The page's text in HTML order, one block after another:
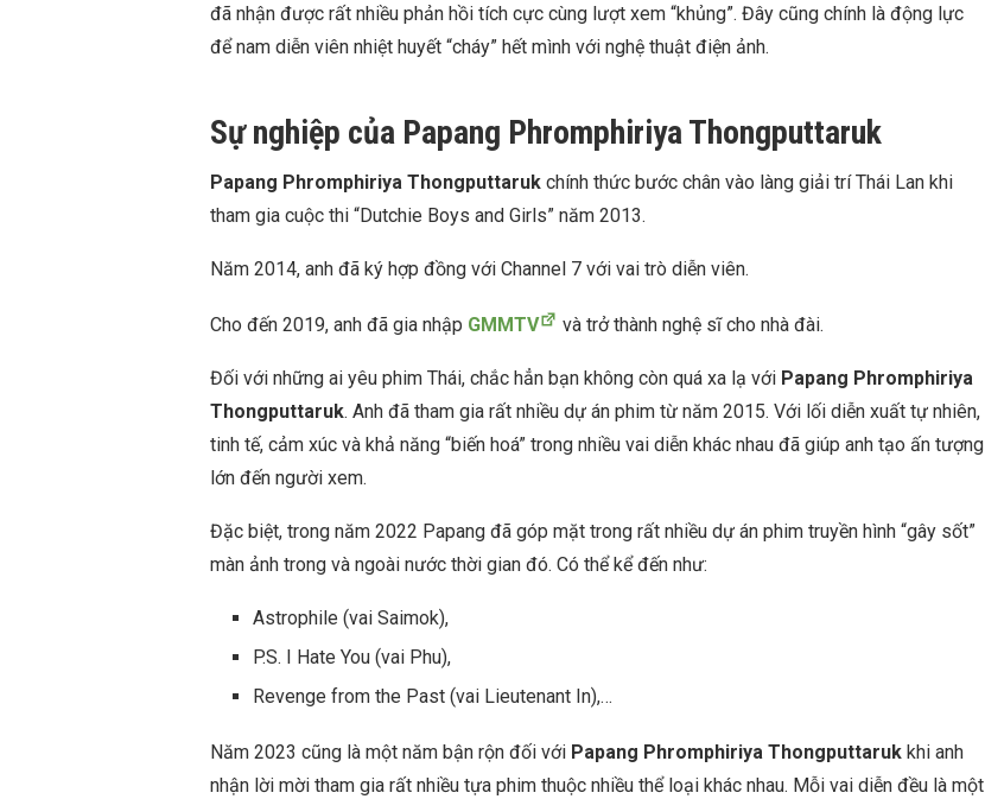
đã nhận được rất nhiều phản hồi tích cực cùng lượt xem “khủng”. Đây cũng chính là động lực
để nam diễn viên nhiệt huyết “cháy” hết mình với nghệ thuật điện ảnh.
Sự nghiệp của Papang Phromphiriya Thongputtaruk
Papang Phromphiriya Thongputtaruk chính thức bước chân vào làng giải trí Thái Lan khi
tham gia cuộc thi “Dutchie Boys and Girls” năm 2013.
Năm 2014, anh đã ký hợp đồng với Channel 7 với vai trò diễn viên.
Cho đến 2019, anh đã gia nhập GMMTV và trở thành nghệ sĩ cho nhà đài.
Đối với những ai yêu phim Thái, chắc hẳn bạn không còn quá xa lạ với Papang Phromphiriya
Thongputtaruk. Anh đã tham gia rất nhiều dự án phim từ năm 2015. Với lối diễn xuất tự nhiên,
tinh tế, cảm xúc và khả năng “biến hoá” trong nhiều vai diễn khác nhau đã giúp anh tạo ấn tượng
lớn đến người xem.
Đặc biệt, trong năm 2022 Papang đã góp mặt trong rất nhiều dự án phim truyền hình “gây sốt”
màn ảnh trong và ngoài nước thời gian đó. Có thể kể đến như:
Astrophile (vai Saimok),
P.S. I Hate You (vai Phu),
Revenge from the Past (vai Lieutenant In),…
Năm 2023 cũng là một năm bận rộn đối với Papang Phromphiriya Thongputtaruk khi anh
nhận lời mời tham gia rất nhiều tựa phim thuộc nhiều thể loại khác nhau. Mỗi vai diễn đều là một